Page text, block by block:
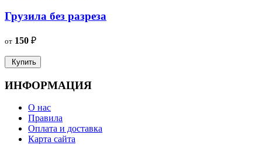
Грузила без разреза
от 150 ₽
Купить
ИНФОРМАЦИЯ
О нас
Правила
Оплата и доставка
Карта сайта